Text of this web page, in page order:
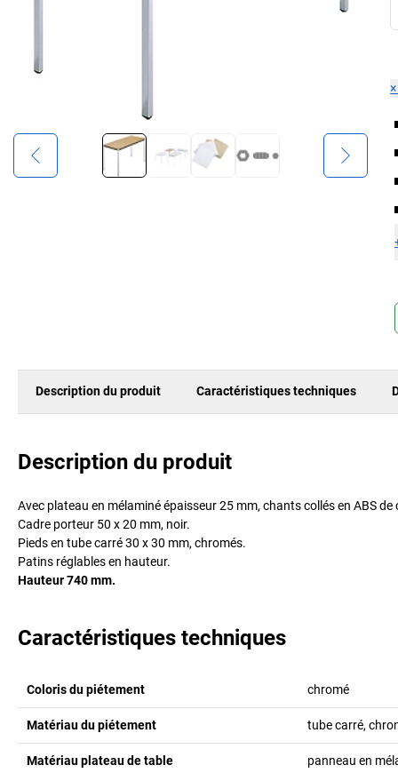
Description du produit Caractéristiques techniques
Description du produit
Avec plateau en mélaminé épaisseur 25 mm, chants collés en ABS
Cadre porteur 50 x 20 mm, noir.
Pieds en tube carré 30 x 30 mm, chromés.
Patins réglables en hauteur.
Hauteur 740 mm.
Caractéristiques techniques
Coloris du piétement chromé
Matériau du piétement tube carré,
Matériau plateau de table panneau en